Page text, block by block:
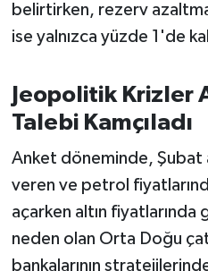
belirtirken, rezerv
ise yalnızca yüzde 1'de
Jeopolitik Krizler
Talebi Kamçıladı
Anket döneminde, Şubat
veren ve petrol
açarken altın fiyatlarında
neden olan Orta Doğu
bankalarının
Trend
VİZYONDAKİLER
YAŞAM